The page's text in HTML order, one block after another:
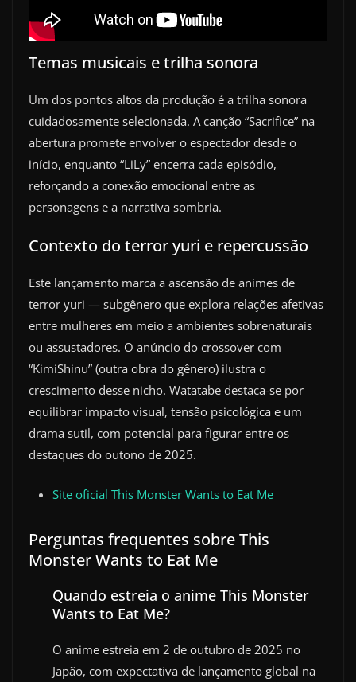
Temas musicais e trilha sonora
Um dos pontos altos da produção é a trilha sonora
cuidadosamente selecionada. A canção “Sacrifice” na
abertura promete envolver o espectador desde o
início, enquanto “LiLy” encerra cada episódio,
reforçando a conexão emocional entre as
personagens e a narrativa sombria.
Contexto do terror yuri e repercussão
Este lançamento marca a ascensão de animes de
terror yuri — subgênero que explora relações afetivas
entre mulheres em meio a ambientes sobrenaturais
ou assustadores. O anúncio do crossover com
“KimiShinu” (outra obra do gênero) ilustra o
crescimento desse nicho. Watatabe destaca-se por
equilibrar impacto visual, tensão psicológica e um
drama sutil, com potencial para figurar entre os
destaques do outono de 2025.
Site oficial This Monster Wants to Eat Me
Perguntas frequentes sobre This
Monster Wants to Eat Me
Quando estreia o anime This Monster
Wants to Eat Me?
O anime estreia em 2 de outubro de 2025 no
Japão, com expectativa de lançamento global na